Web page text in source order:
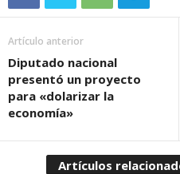
Artículo anterior
Diputado nacional
presentó un proyecto
para «dolarizar la
economía»
Artículos